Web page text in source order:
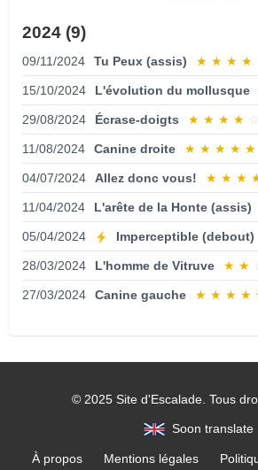
2024 (9)
09/11/2024 Tu Peux (assis) ★ ★ ★ ★
15/10/2024 L'évolution du mollusque
29/08/2024 Écrase-doigts ★ ★ ★ ★ ☆
11/08/2024 Canine droite ★ ★ ★ ★ ★
04/07/2024 Allez donc vous! ★ ★ ★
11/04/2024 L'arête de la Honte (assis)
05/04/2024 Imperceptible (debout)
28/03/2024 L'homme de Vitruve ★ ★
27/03/2024 Canine gauche ★ ★ ★ ★
© 2025 Site d'Escalade. Tous
Soon translate
À propos Mentions légales